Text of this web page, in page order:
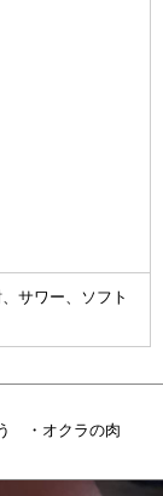
サワー、ソフト
・オクラの肉